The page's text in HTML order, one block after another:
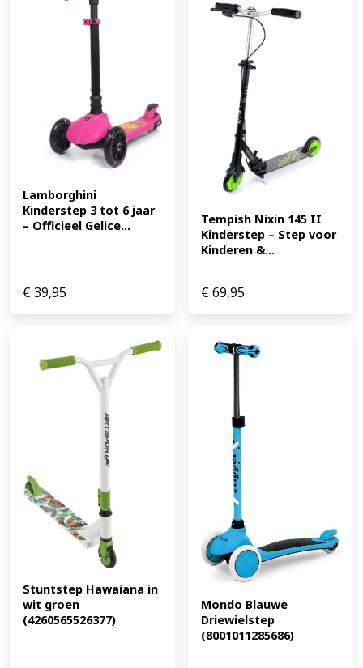
Lamborghini
Kinderstep 3 tot 6 jaar
– Officieel Gelice...
€39,95
Tempish Nixin 145 II
Kinderstep – Step voor
Kinderen &...
€69,95
Stuntstep Hawaiana in
wit groen
(4260565526377)
Mondo Blauwe
Driewielstep
(8001011285686)